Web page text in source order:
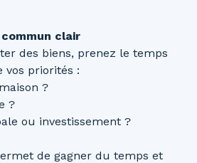
clair
des biens, prenez le temps
vos priorités :
?
?
ou investissement ?
de gagner du temps et